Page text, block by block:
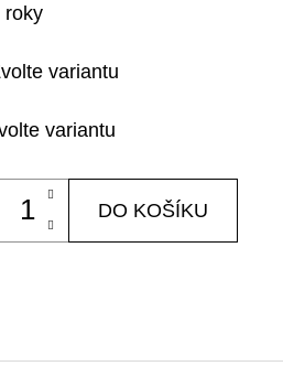
roky
variantu
variantu
DO KOŠÍKU